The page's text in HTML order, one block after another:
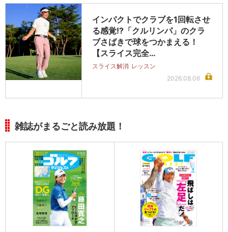
インパクトでクラブを1回転させ
る感覚!?「クルリンパ」のクラ
ブさばきで球をつかまえる！
【スライス完全…
スライス解消 レッスン
2026.08.06
雑誌がまるごと読み放題！